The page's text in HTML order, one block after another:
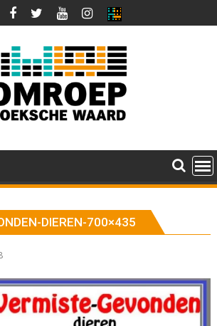
DIEREN-700×435